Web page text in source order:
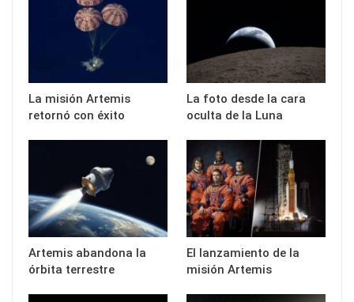
La misión Artemis
retornó con éxito
La foto desde la cara
oculta de la Luna
Artemis abandona la
órbita terrestre
El lanzamiento de la
misión Artemis